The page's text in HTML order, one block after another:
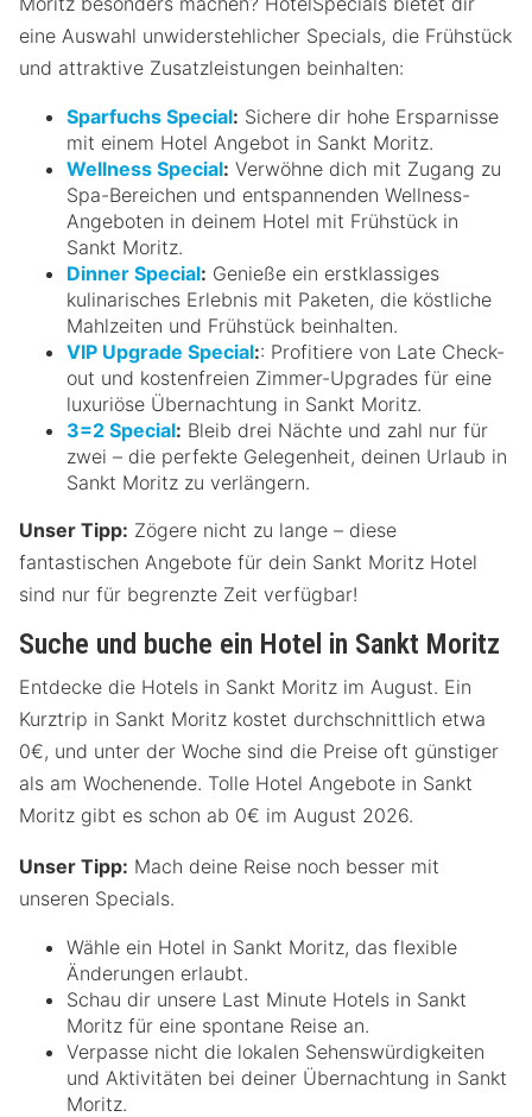
eine Auswahl unwiderstehlicher Specials, die Frühstück
und attraktive Zusatzleistungen beinhalten:
Sparfuchs Special: Sichere dir hohe Ersparnisse
mit einem Hotel Angebot in Sankt Moritz.
Wellness Special: Verwöhne dich mit Zugang zu
Spa-Bereichen und entspannenden Wellness-
Angeboten in deinem Hotel mit Frühstück in
Sankt Moritz.
Dinner Special: Genieße ein erstklassiges
kulinarisches Erlebnis mit Paketen, die köstliche
Mahlzeiten und Frühstück beinhalten.
VIP Upgrade Special:: Profitiere von Late Check-
out und kostenfreien Zimmer-Upgrades für eine
luxuriöse Übernachtung in Sankt Moritz.
3=2 Special: Bleib drei Nächte und zahl nur für
zwei – die perfekte Gelegenheit, deinen Urlaub in
Sankt Moritz zu verlängern.
Unser Tipp: Zögere nicht zu lange – diese
fantastischen Angebote für dein Sankt Moritz Hotel
sind nur für begrenzte Zeit verfügbar!
Suche und buche ein Hotel in Sankt Moritz
Entdecke die Hotels in Sankt Moritz im August. Ein
Kurztrip in Sankt Moritz kostet durchschnittlich etwa
0€, und unter der Woche sind die Preise oft günstiger
als am Wochenende. Tolle Hotel Angebote in Sankt
Moritz gibt es schon ab 0€ im August 2026.
Unser Tipp: Mach deine Reise noch besser mit
unseren Specials.
Wähle ein Hotel in Sankt Moritz, das flexible
Änderungen erlaubt.
Schau dir unsere Last Minute Hotels in Sankt
Moritz für eine spontane Reise an.
Verpasse nicht die lokalen Sehenswürdigkeiten
und Aktivitäten bei deiner Übernachtung in Sankt
Moritz.